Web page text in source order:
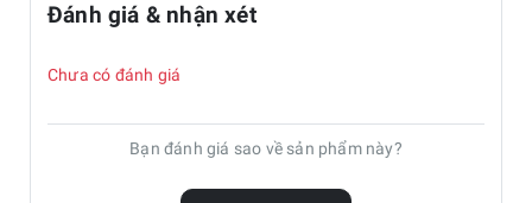
2X sắc nét, sống động và chân thực, đáp ứng mọi nhu cầu
chìm. Màn hình còn được bảo vệ bởi kính cường lực thế hệ
mới Corning Gorilla Glass Victus 2, bảo vệ máy tối ưu hơn.
Đồng thời, điện thoại có hỗ trợ tần số quét 120Hz cho các
Đánh giá & nhận xét
Chưa có đánh giá
Bạn đánh giá sao về sản phẩm này?